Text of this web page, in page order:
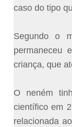
caso do tipo
Segundo o
permaneceu
criança, que
O neném
científico em
relacionada